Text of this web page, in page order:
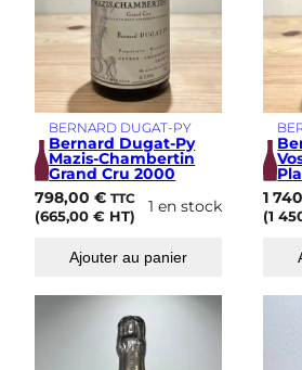
BERNARD DUGAT-PY
Bernard Dugat-Py
Mazis-Chambertin
Grand Cru 2000
798,00€ TTC
(665,00€ HT) 1 en stock
Ajouter au panier
1
(1